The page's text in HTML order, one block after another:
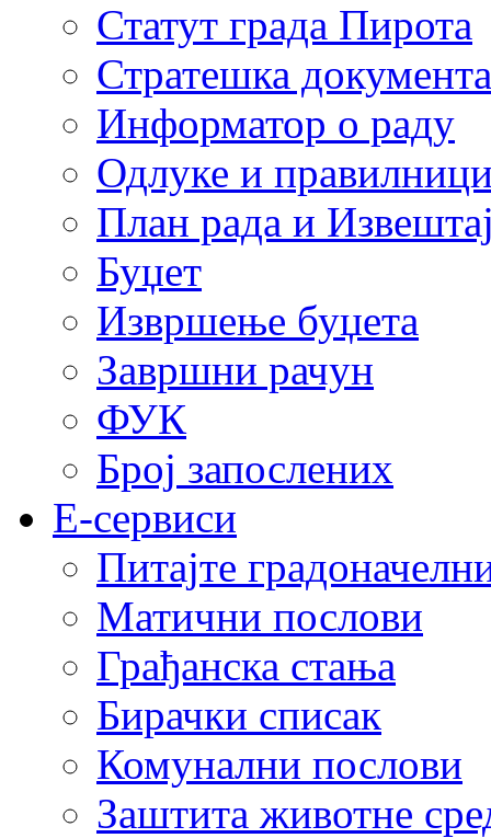
Статут града Пирота
Стратешка документа
Информатор о раду
Одлуке и
План рада и
Буџет
Извршење буџета
Завршни рачун
ФУК
Број запослених
E-сервиси
Питајте
Матични послови
Грађанска стања
Бирачки списак
Комунални послови
Заштита животне